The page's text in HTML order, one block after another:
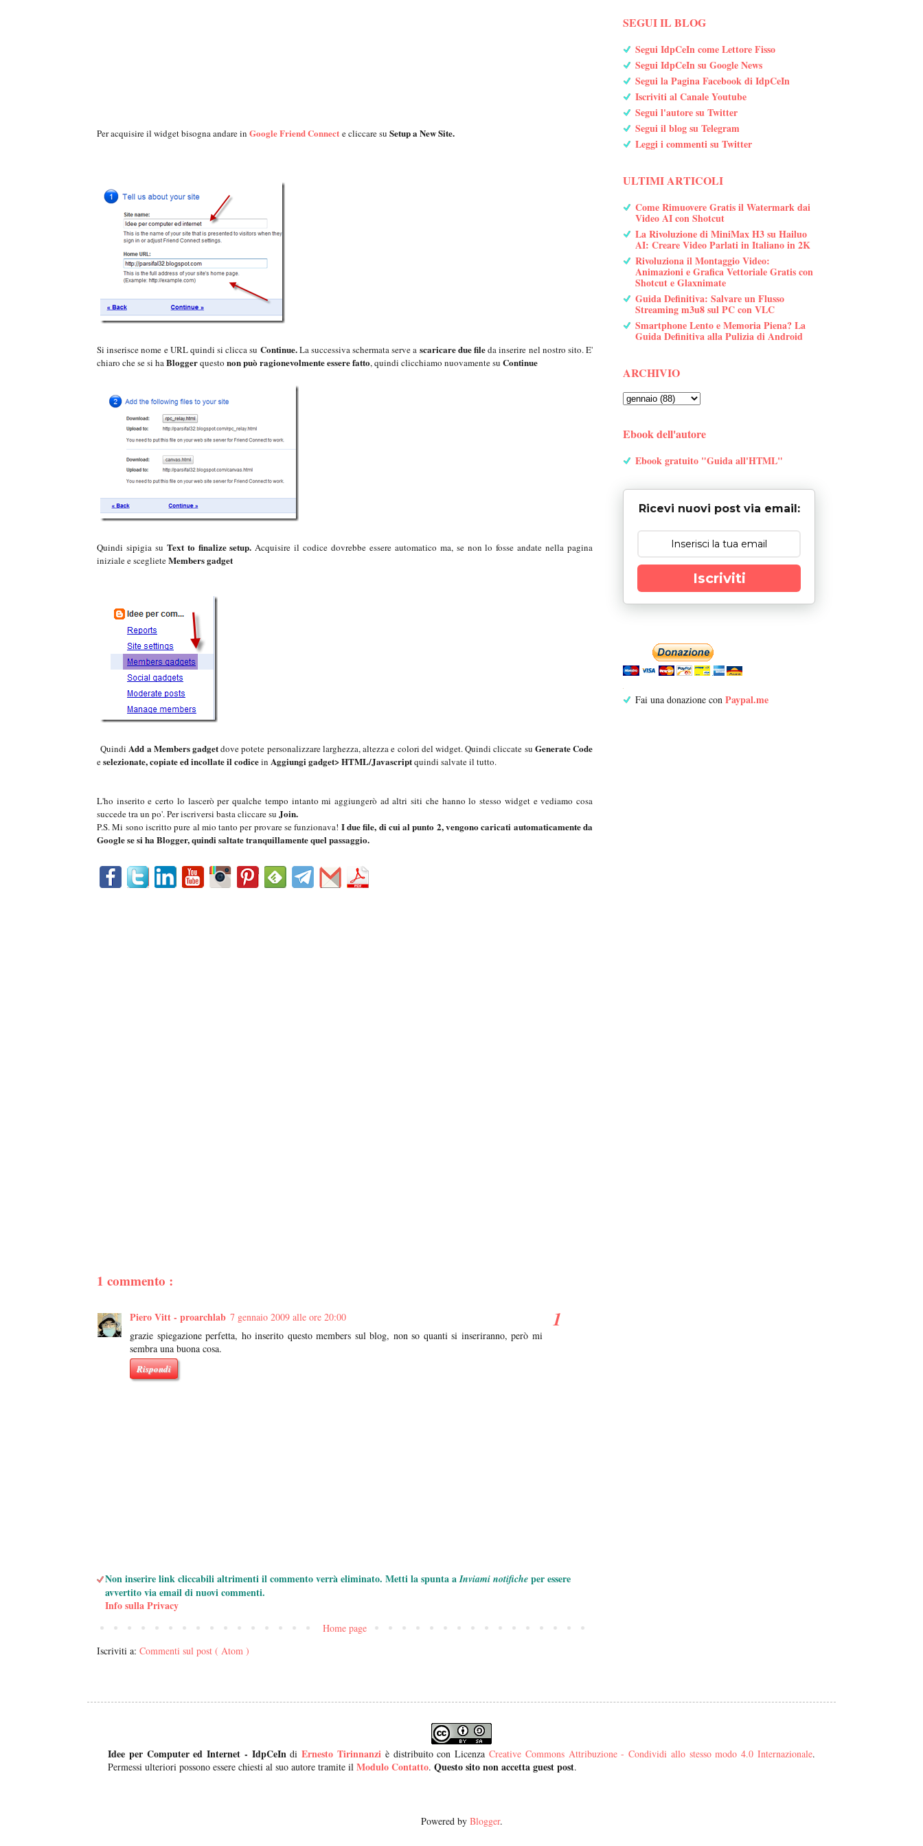
Per acquisire il widget bisogna andare in Google Friend Connect e cliccare su Setup a New Site.
Si inserisce nome e URL quindi si clicca su Continue.La successiva schermata serve a scaricare due fileda inserire nel nostro sito. E'
chiaro che se si haBloggerquesto non può ragionevolmente essere fatto, quindi clicchiamo nuovamente su Continue
Quindi sipigia su Text to finalize setup.Acquisire il codice dovrebbe essere automatico ma, se non lo fosse andate nella pagina
iniziale e sceglieteMembers gadget
QuindiAdd a Members gadgetdove potete personalizzare larghezza, altezza e colori del widget. Quindi cliccate su Generate Code
eselezionate, copiate ed incollate il codicein Aggiungi gadget> HTML/Javascriptquindi salvate il tutto.
L'ho inserito e certo lo lascerò per qualche tempo intanto mi aggiungerò ad altri siti che hanno lo stesso widget e vediamo cosa
succede tra un po'. Per iscriversi basta cliccare su Join.
P.S. Mi sono iscritto pure al mio tanto per provare se funzionava! I due file, di cui al punto 2, vengono caricati automaticamente da
Google se si ha Blogger, quindi saltate tranquillamente quel passaggio.
1 commento :
Piero Vitt - proarchlab 7 gennaio 2009 alle ore 20:00
grazie spiegazione perfetta, ho inserito questo members sul blog, non so quanti si inseriranno, però mi
sembra una buona cosa.
Rispondi
Non inserire link cliccabili altrimenti il commento verrà eliminato. Metti la spunta aInviami notifiche per essere
avvertito via email di nuovi commenti.
Info sulla Privacy
Home page
Iscriviti a: Commenti sul post ( Atom )
SEGUI IL BLOG
Segui IdpCeIn come Lettore Fisso
Segui IdpCeIn su Google News
Segui la Pagina Facebook di IdpCeIn
Iscriviti al Canale Youtube
Segui l'autore su Twitter
Segui il blog su Telegram
Leggi i commenti su Twitter
ULTIMI ARTICOLI
Come Rimuovere Gratis il Watermark dai
Video AI con Shotcut
La Rivoluzione di MiniMax H3 su Hailuo
AI: Creare Video Parlati in Italiano in 2K
Rivoluziona il Montaggio Video:
Animazioni e Grafica Vettoriale Gratis con
Shotcut e Glaxnimate
Guida Definitiva: Salvare un Flusso
Streaming m3u8 sul PC con VLC
Smartphone Lento e Memoria Piena? La
Guida Definitiva alla Pulizia di Android
ARCHIVIO
Ebook dell'autore
Ebook gratuito "Guida all'HTML"
Ricevi nuovi post via email:
Iscriviti
Fai una donazione con Paypal.me
Idee per Computer ed Internet - IdpCeIndiErnesto Tirinnanzi è distribuito con Licenza Creative Commons Attribuzione - Condividi allo stesso modo 4.0 Internazionale.
Permessi ulteriori possono essere chiesti al suo autore tramite il Modulo Contatto. Questo sito non accetta guest post.
Powered by Blogger.